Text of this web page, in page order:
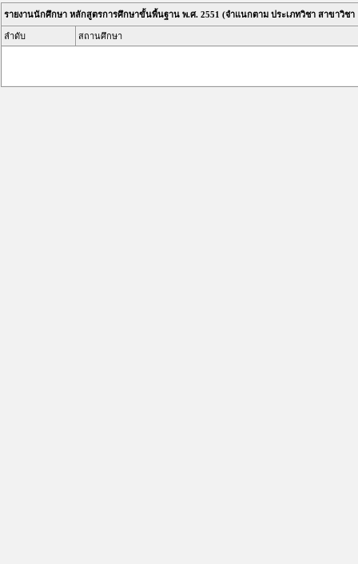
รายงานนักศึกษา หลักสูตรการศึกษาขั้นพื้นฐาน พ.ศ. 2551 (จำแนกตาม ประเภทวิชา สาขาวิช
ลำดับ สถานศึกษา